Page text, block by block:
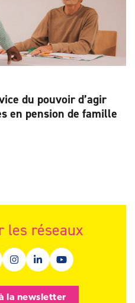
du pouvoir d’agir
en pension de famille
les réseaux
fenêtre)fenêtre)
(nouvelle fenêtre)
Instagram (nouvelle fenêtre)
Linkedin (nouvelle
Youtube
la newsletter